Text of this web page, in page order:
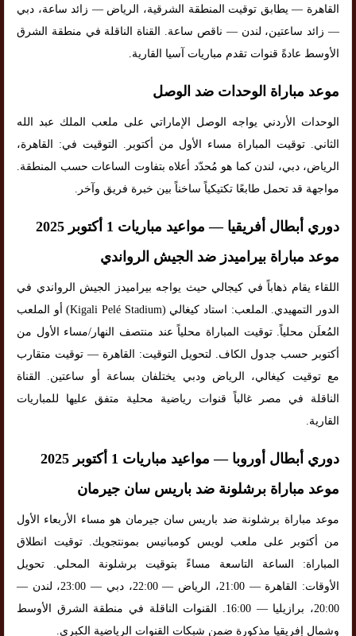
القاهرة — يطابق توقيت المنطقة الشرقية، الرياض — زائد ساعة، دبي
— زائد ساعتين، لندن — ناقص ساعة. القناة الناقلة في منطقة الشرق
الأوسط عادةً قنوات تقدم مباريات آسيا القارية.
موعد مباراة الوحدات ضد الوصل
الوحدات الأردني يواجه الوصل الإماراتي على ملعب الملك عبد الله
الثاني. توقيت المباراة مساء الأول من أكتوبر. التوقيت في: القاهرة،
الرياض، دبي، لندن كما هو مُحدّد أعلاه بتفاوت الساعات حسب المنطقة.
مواجهة قد تحمل طابعًا تكتيكياً ساخناً بين خبرة فريق وآخر.
دوري أبطال أفريقيا — مواعيد مباريات 1 أكتوبر 2025
موعد مباراة بيراميدز ضد الجيش الرواندي
اللقاء يقام ذهاباً في كيجالي حيث يواجه بيراميدز الجيش الرواندي في
الدور التمهيدي. الملعب: استاد كيغالي (Kigali Pelé Stadium) أو الملعب
المُعلَن محلياً. توقيت المباراة محلياً عند منتصف النهار/مساء الأول من
أكتوبر حسب جدول الكاف. لتحويل التوقيت: القاهرة — توقيت متقارب
مع توقيت كيغالي، الرياض ودبي يختلفان بساعة أو ساعتين. القناة
الناقلة في مصر غالباً قنوات رياضية محلية متفق عليها للمباريات
القارية.
دوري أبطال أوروبا — مواعيد مباريات 1 أكتوبر 2025
موعد مباراة برشلونة ضد باريس سان جيرمان
موعد مباراة برشلونة ضد باريس سان جيرمان هو مساء الأربعاء الأول
من أكتوبر على ملعب لويس كومبانيس بمونتجويك. توقيت انطلاق
المباراة: الساعة التاسعة مساءً بتوقيت برشلونة المحلي. تحويل
الأوقات: القاهرة — 21:00، الرياض — 22:00، دبي — 23:00، لندن —
20:00، برازيليا — 16:00. القنوات الناقلة في منطقة الشرق الأوسط
وشمال إفريقيا مذكورة ضمن شبكات القنوات الرياضية الكبرى.